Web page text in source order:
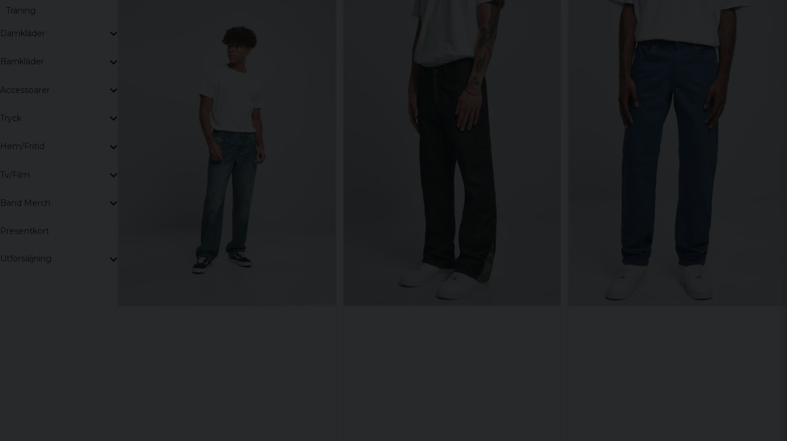
Träning
Damkläder
Barnkläder
Accessoarer
Tryck
Hem/Fritid
Tv/Film
Band Merch
Presentkort
Utförsäljning